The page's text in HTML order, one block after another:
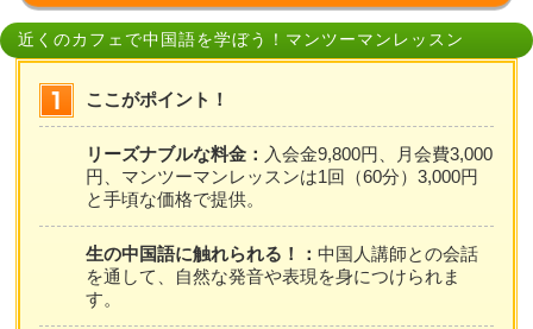
近くのカフェで中国語を学ぼう！マンツーマンレッスン
ここがポイント！
リーズナブルな料金： 入会金9,800円、月会費3,000
円、マンツーマンレッスンは1回（60分）3,000円
と手頃な価格で提供。
生の中国語に触れられる！：中国人講師との会話
を通して、自然な発音や表現を身につけられま
す。